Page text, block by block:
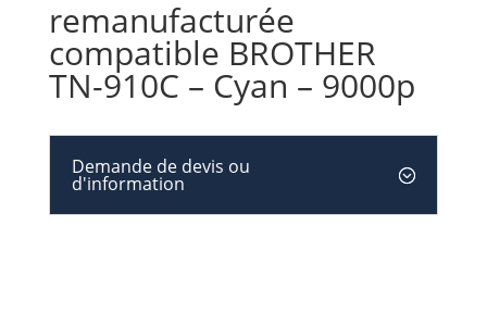
remanufacturée
compatible BROTHER
TN-910C – Cyan – 9000p
Demande de devis ou
d'information